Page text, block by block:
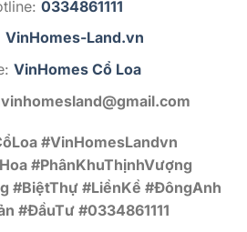
0334861111
VinHomes-Land.vn
VinHomes Cổ Loa
#VinHomesLandvn
#PhânKhuThịnhVượng
#BiệtThự #LiềnKề #ĐôngAnh
#ĐầuTư #0334861111